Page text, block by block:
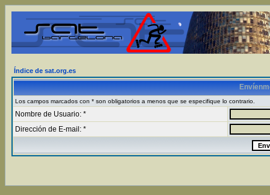
Índice de sat.org.es
Los campos marcados con * son obligatorios a menos que se especifique lo contrario.
Nombre de Usuario: *
Dirección de E-mail: *